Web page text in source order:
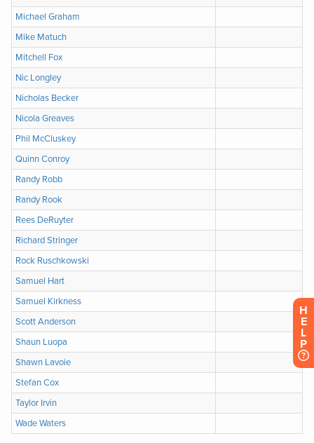
H
E
L
P